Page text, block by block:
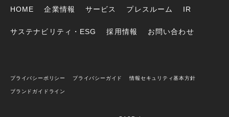
HOME 企業情報 サービス プレスルーム IR
サステナビリティ・ESG 採用情報 お問い合わせ
プライバシーポリシー プライバシーガイド
情報セキュリティ基本方針
ブランドガイドライン